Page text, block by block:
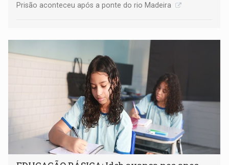
Prisão aconteceu após a ponte do rio Madeira